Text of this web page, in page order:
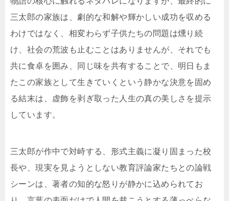
三太郎の家族は、劇的な和解や輝かしい成功を収める
わけではなく、相変わらず子供たちの問題は燻り続
け、社会の荒波も止むことはありませんが、それでも
共に食卓を囲み、同じ味を共有することで、明日もま
たこの家族として生きていくという静かな決意を固め
る結末は、虚飾を剥ぎ取った人生の真の美しさを提示
しています。
三太郎が作中で対峙する、形式主義に凝り固まった校
長や、現実を見ようとしない教育評論家たちとの論戦
シーンは、著者の知的な怒りが静かに込められてお